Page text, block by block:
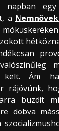
egy
a
kelt. Ám
rájövünk,
buzdít
dobva